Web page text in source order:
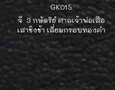
GK015
จี้ 3 กษัตริย์ ศาลเจ้าพ่อเสือ
เสาชิงช้า เลี่ยมกรอบทองคำ
แท้ 90% ขนาดสูง * กว้าง
2.8*2 ซม. ใส่เสริมศิริมงคลแก้
ปีชงค่ะ